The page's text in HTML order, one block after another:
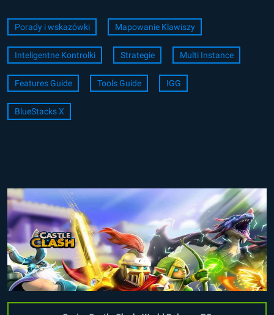
Porady i wskazówki Mapowanie Klawiszy
Inteligentne Kontrolki Strategie Multi Instance
Features Guide Tools Guide IGG
BlueStacks X